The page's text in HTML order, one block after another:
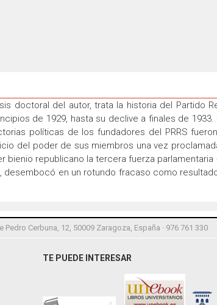
doctoral del autor, trata la historia del Partido
de 1929, hasta su declive a finales de
políticas de los fundadores del PRRS
del poder de sus miembros una vez
bienio republicano la tercera fuerza
en un rotundo fracaso como
Cerbuna, 12, 50009 Zaragoza, España · 976 761 330
TE PUEDE INTERESAR